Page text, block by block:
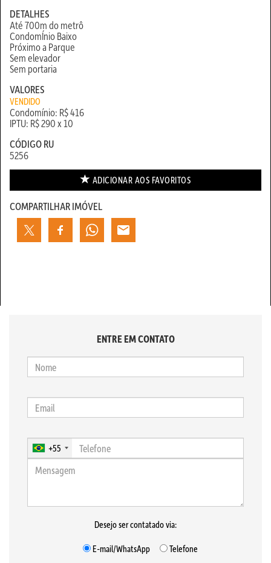
DETALHES
Até 700m do metrô
CondomÍnio Baixo
Próximo a Parque
Sem elevador
Sem portaria
VALORES
VENDIDO
Condomínio: R$ 416
IPTU: R$ 290 x 10
CÓDIGO RU
5256
ADICIONAR AOS FAVORITOS
COMPARTILHAR IMÓVEL
ENTRE EM CONTATO
+55
Desejo ser contatado via:
E-mail/WhatsApp
Telefone